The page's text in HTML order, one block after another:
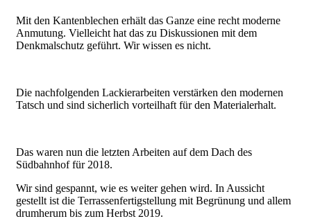
Mit den Kantenblechen erhält das Ganze eine recht moderne
Anmutung. Vielleicht hat das zu Diskussionen mit dem
Denkmalschutz geführt. Wir wissen es nicht.
Die nachfolgenden Lackierarbeiten verstärken den modernen
Tatsch und sind sicherlich vorteilhaft für den Materialerhalt.
Das waren nun die letzten Arbeiten auf dem Dach des
Südbahnhof für 2018.
Wir sind gespannt, wie es weiter gehen wird. In Aussicht
gestellt ist die Terrassenfertigstellung mit Begrünung und allem
drumherum bis zum Herbst 2019.